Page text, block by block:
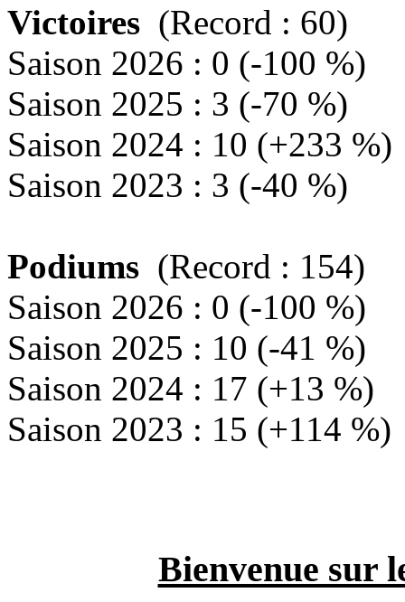
Victoires (Record : 60)
Saison 2026 : 0 (-100 %)
Saison 2025 : 3 (-70 %)
Saison 2024 : 10 (+233 %)
Saison 2023 : 3 (-40 %)
Podiums (Record : 154)
Saison 2026 : 0 (-100 %)
Saison 2025 : 10 (-41 %)
Saison 2024 : 17 (+13 %)
Saison 2023 : 15 (+114 %)
Bienvenue sur